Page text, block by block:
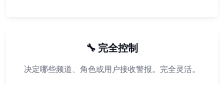
🔧 完全控制
决定哪些频道、角色或用户接收警报。完全灵活。